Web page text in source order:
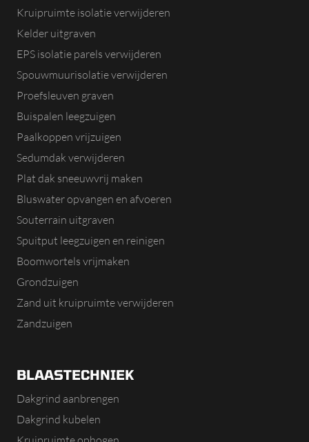
Kruipruimte isolatie verwijderen
Kelder uitgraven
EPS isolatie parels verwijderen
Spouwmuurisolatie verwijderen
Proefsleuven graven
Buispalen leegzuigen
Paalkoppen vrijzuigen
Sedumdak verwijderen
Plat dak sneeuwvrij maken
Bluswater opvangen en afvoeren
Souterrain uitgraven
Spuitput leegzuigen en reinigen
Boomwortels vrijmaken
Grondzuigen
Zand uit kruipruimte verwijderen
Zandzuigen
BLAASTECHNIEK
Dakgrind aanbrengen
Dakgrind kubelen